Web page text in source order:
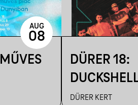
AUG
08
DÜRER 18:
VENDÉG:
DÜRER KERT